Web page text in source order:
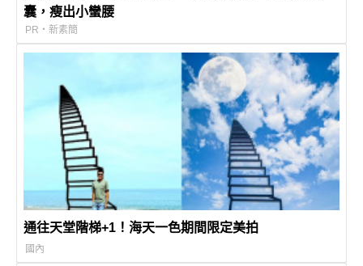
囊，瘦出小蠻腰
PR・新素簡
通往天堂階梯+1！海天一色期間限定美拍
國內